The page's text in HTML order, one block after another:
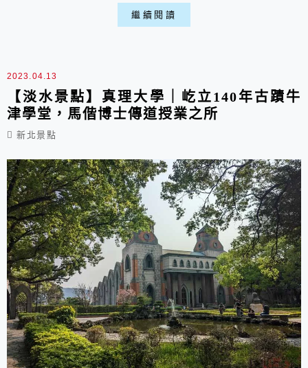
們，富基漁港另一區就有餐廳可以直接代客料理，
每次吃起來雖說貴但還是很滿足，畢竟海鮮好吃是
繼續閱讀
2023.04.13
【淡水景點】真理大學｜屹立140年古蹟牛
津學堂，馬偕博士傳道授業之所
新北景點